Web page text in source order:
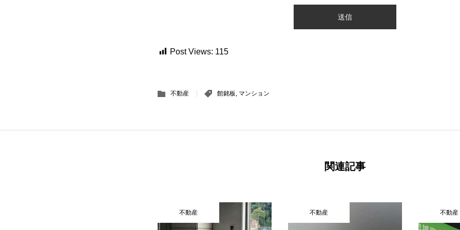
Post Views: 115
不動産 館銘板, マンション
関連記事
不動産 不動産 不動産